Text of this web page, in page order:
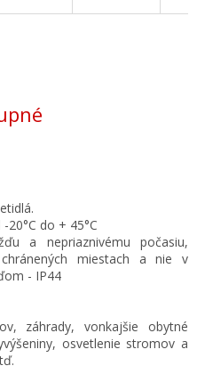
do + 45°C
a nepriaznivému počasiu,
miestach a nie v
- IP44
záhrady, vonkajšie obytné
osvetlenie stromov a